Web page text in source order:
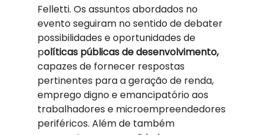
Felletti. Os assuntos abordados no
evento seguiram no sentido de debater
possibilidades e oportunidades de
políticas públicas de desenvolvimento,
capazes de fornecer respostas
pertinentes para a geração de renda,
emprego digno e emancipatório aos
trabalhadores e microempreendedores
periféricos. Além de também